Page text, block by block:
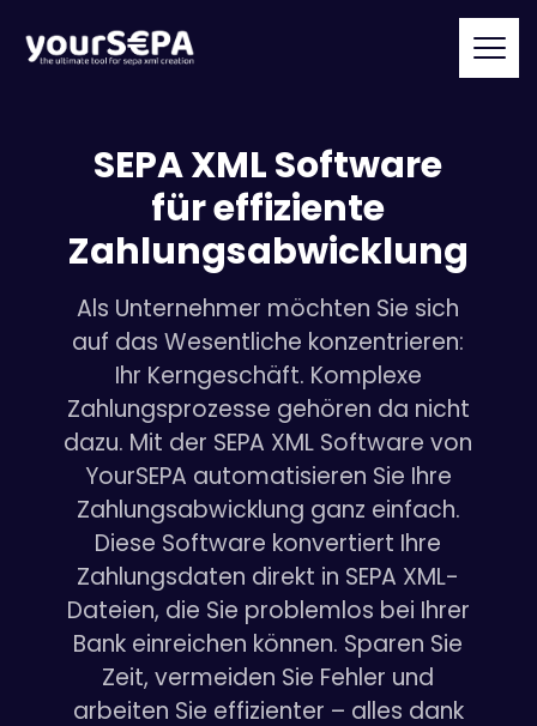
SEPA XML Software
für effiziente
Zahlungsabwicklung
Als Unternehmer möchten Sie sich
auf das Wesentliche konzentrieren:
Ihr Kerngeschäft. Komplexe
Zahlungsprozesse gehören da nicht
dazu. Mit der SEPA XML Software von
YourSEPA automatisieren Sie Ihre
Zahlungsabwicklung ganz einfach.
Diese Software konvertiert Ihre
Zahlungsdaten direkt in SEPA XML-
Dateien, die Sie problemlos bei Ihrer
Bank einreichen können. Sparen Sie
Zeit, vermeiden Sie Fehler und
arbeiten Sie effizienter – alles dank